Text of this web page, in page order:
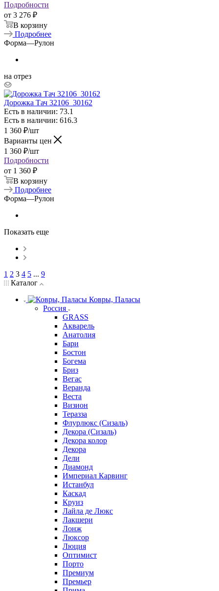
Подробности
от 3 276 ₽
В корзину
Подробнее
Форма—Рулон
на отрез
Дорожка Тач 32106_30162
Есть в наличии: 73.1
Есть в наличии: 616.3
1 360 ₽/шт
Варианты цен
1 360 ₽/шт
Подробности
от 1 360 ₽
В корзину
Подробнее
Форма—Рулон
Показать еще
1 2 3 4 5 ... 9
Каталог
Ковры, Паласы
Россия
GRASS
Акварель
Анатолия
Бари
Бостон
Богема
Бриз
Вегас
Веранда
Веста
Визион
Теразза
Флурлюкс (Сизаль)
Декора (Сизаль)
Декора колор
Декора
Дели
Диамонд
Империал Карвинг
Истанбул
Каскад
Круиз
Лайла де Люкс
Лакшери
Лонж
Люксор
Люция
Оптимист
Порто
Премиум
Премьер